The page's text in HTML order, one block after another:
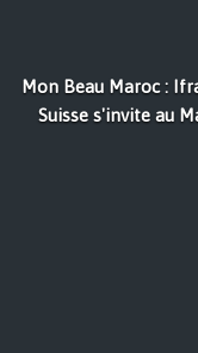
Mon Beau Maroc :
Suisse s'invite au